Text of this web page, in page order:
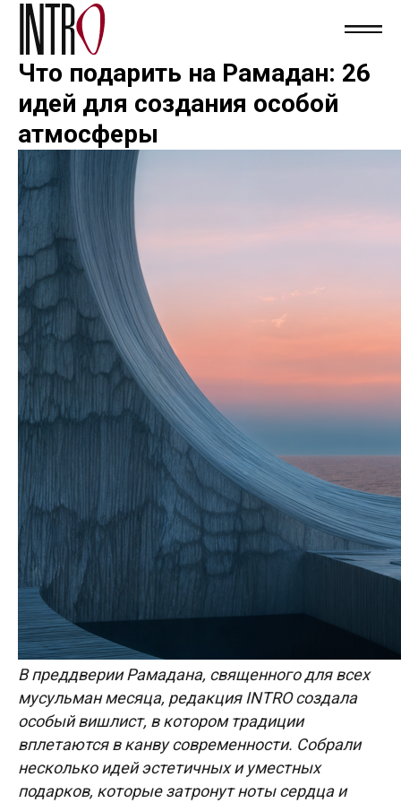
Что подарить на Рамадан: 26
идей для создания особой
атмосферы
В преддверии Рамадана, священного для всех
мусульман месяца, редакция INTRO создала
особый вишлист, в котором традиции
вплетаются в канву современности. Собрали
несколько идей эстетичных и уместных
подарков, которые затронут ноты сердца и